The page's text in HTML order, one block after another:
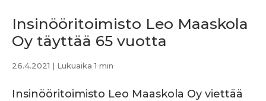
Insinööritoimisto Leo Maaskola
Oy täyttää 65 vuotta
26.4.2021 | Lukuaika 1 min
Insinööritoimisto Leo Maaskola Oy viettää